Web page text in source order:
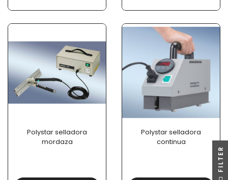
Polystar selladora
mordaza
Polystar selladora
continua
R